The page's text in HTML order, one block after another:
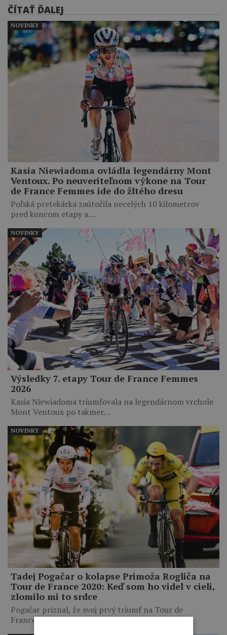
ČÍTAŤ ĎALEJ
Kasia Niewiadoma ovládla legendárny Mont
Ventoux. Po neuveriteľnom výkone na Tour
de France Femmes ide do žltého dresu
Poľská pretekárka zaútočila necelých 10 kilometrov
pred koncom etapy a…
NOVINKY
Výsledky 7. etapy Tour de France Femmes
2026
Kasia Niewiadoma triumfovala na legendárnom vrchole
Mont Ventoux po takmer…
NOVINKY
Tadej Pogačar o kolapse Primoža Rogliča na
Tour de France 2020: Keď som ho videl v cieli,
zlomilo mi to srdce
Pogačar priznal, že svoj prvý triumf na Tour de
France…
NOVINKY